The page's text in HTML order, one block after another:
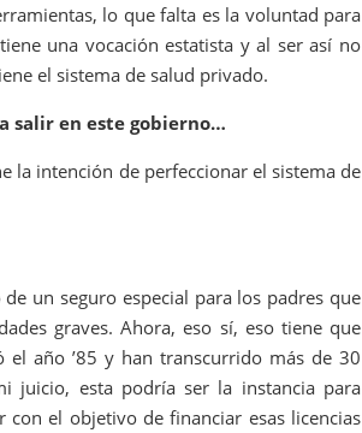
lo que falta es la voluntad para
una vocación estatista y al ser así no
el sistema de salud privado.
salir en este gobierno…
la intención de perfeccionar el sistema de
un seguro especial para los padres que
graves. Ahora, eso sí, eso tiene que
año ’85 y han transcurrido más de 30
juicio, esta podría ser la instancia para
el objetivo de financiar esas licencias